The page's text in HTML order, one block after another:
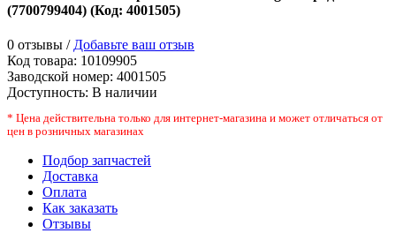
(7700799404) (Код: 4001505)
0 отзывы / Добавьте ваш отзыв
Код товара: 10109905
Заводской номер: 4001505
Доступность: В наличии
* Цена действительна только для интернет-магазина и может отличаться от
цен в розничных магазинах
Подбор запчастей
Доставка
Оплата
Как заказать
Отзывы